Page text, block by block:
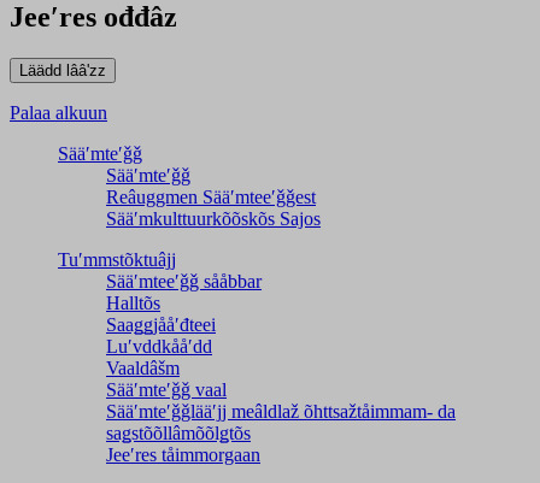
Jeeʹres ođđâz
Palaa alkuun
Sääʹmteʹǧǧ
Sääʹmteʹǧǧ
Reâuggmen Sääʹmteeʹǧǧest
Sääʹmkulttuurkõõskõs Sajos
Tuʹmmstõktuâjj
Sääʹmteeʹǧǧ sååbbar
Halltõs
Saaǥǥjååʹđteei
Luʹvddkååʹdd
Vaaldâšm
Sääʹmteʹǧǧ vaal
Sääʹmteʹǧǧlääʹjj meâldlaž õhttsažtåimmam- da
saǥstõõllâmõõlǥtõs
Jeeʹres tåimmorgaan